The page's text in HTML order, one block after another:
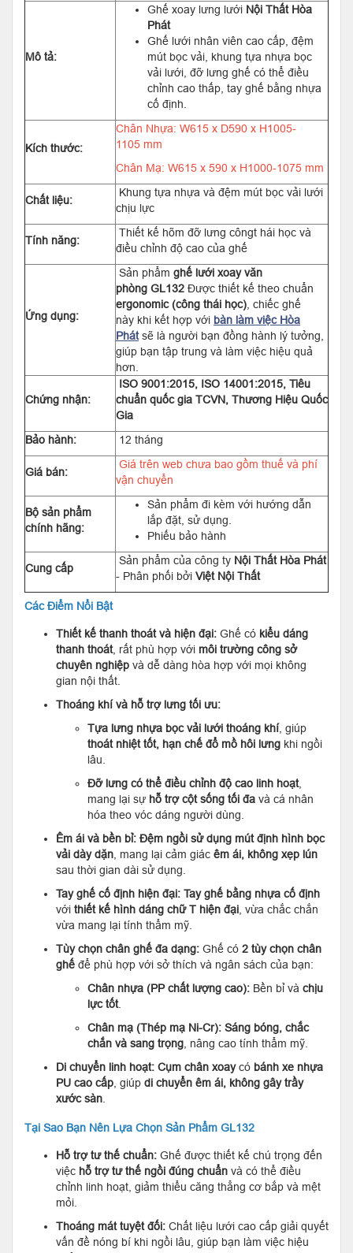
Mô tả:
Ghế xoay lưng lưới Nội Thất Hòa
Phát
Ghế lưới nhân viên cao cấp, đệm
mút bọc vải, khung tựa nhựa bọc
vải lưới, đỡ lưng ghế có thể điều
chỉnh cao thấp, tay ghế bằng nhựa
cố định.
Kích thước:
Chân Nhựa: W615 x D590 x H1005-
1105 mm
Chân Mạ: W615 x 590 x H1000-1075 mm
Chất liệu:
Khung tựa nhựa và đệm mút bọc vải lưới
chịu lực
Tính năng:
Thiết kế hõm đỡ lưng côngt hái học và
điều chỉnh độ cao của ghế
Ứng dụng:
Sản phẩm ghế lưới xoay văn
phòng GL132 Được thiết kế theo chuẩn
ergonomic (công thái học) , chiếc ghế
này khi kết hợp với bàn làm việc Hòa
Phátsẽ là người bạn đồng hành lý tưởng,
giúp bạn tập trung và làm việc hiệu quả
hơn.
Chứng nhận:
ISO 9001:2015, ISO 14001:2015, Tiêu
chuẩn quốc gia TCVN, Thương Hiệu Quốc
Gia
Bảo hành:
12 tháng
Giá bán:
Giá trên web chưa bao gồm thuế và phí
vận chuyển
Bộ sản phẩm
chính hãng:
Sản phẩm đi kèm với hướng dẫn
lắp đặt, sử dụng.
Phiếu bảo hành
Cung cấp
Sản phẩm của công ty Nội Thất Hòa Phát
- Phân phối bởi Việt Nội Thất
Các Điểm Nổi Bật
Thiết kế thanh thoát và hiện đại: Ghế có kiểu dáng
thanh thoát, rất phù hợp với môi trường công sở
chuyên nghiệp và dễ dàng hòa hợp với mọi không
gian nội thất.
Thoáng khí và hỗ trợ lưng tối ưu:
Tựa lưng nhựa bọc vải lưới thoáng khí , giúp
thoát nhiệt tốt, hạn chế đổ mồ hôi lưng khi ngồi
lâu.
Đỡ lưng có thể điều chỉnh độ cao linh hoạt,
mang lại sự hỗ trợ cột sống tối đa và cá nhân
hóa theo vóc dáng người dùng.
Êm ái và bền bỉ: Đệm ngồi sử dụng mút định hình bọc
vải dày dặn , mang lại cảm giác êm ái, không xẹp lún
sau thời gian dài sử dụng.
Tay ghế cố định hiện đại: Tay ghế bằng nhựa cố định
với thiết kế hình dáng chữ T hiện đại , vừa chắc chắn
vừa mang lại tính thẩm mỹ.
Tùy chọn chân ghế đa dạng: Ghế có 2 tùy chọn chân
ghế để phù hợp với sở thích và ngân sách của bạn:
Chân nhựa (PP chất lượng cao): Bền bỉ và chịu
lực tốt.
Chân mạ (Thép mạ Ni-Cr): Sáng bóng, chắc
chắn và sang trọng , nâng cao tính thẩm mỹ.
Di chuyển linh hoạt: Cụm chân xoaycó bánh xe nhựa
PU cao cấp , giúp di chuyển êm ái, không gây trầy
xước sàn
Tại Sao Bạn Nên Lựa Chọn Sản Phẩm GL132
Hỗ trợ tư thế chuẩn: Ghế được thiết kế chú trọng đến
việc hỗ trợ tư thế ngồi đúng chuẩn và có thể điều
chỉnh linh hoạt, giảm thiểu căng thẳng cơ bắp và mệt
mỏi.
Thoáng mát tuyệt đối: Chất liệu lưới cao cấp giải quyết
vấn đề nóng bí khi ngồi lâu, giúp bạn làm việc hiệu